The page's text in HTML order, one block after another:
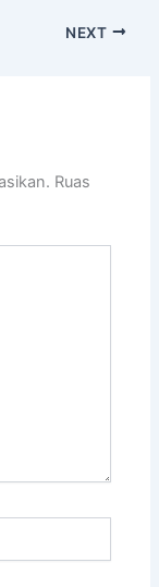
NEXT
Ruas